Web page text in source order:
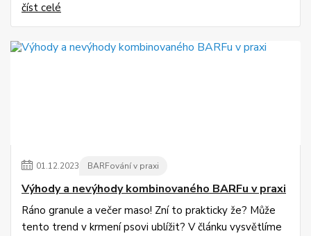
číst celé
01.12.2023 BARFování v praxi
Výhody a nevýhody kombinovaného BARFu v praxi
Ráno granule a večer maso! Zní to prakticky že? Může
tento trend v krmení psovi ublížit? V článku vysvětlíme